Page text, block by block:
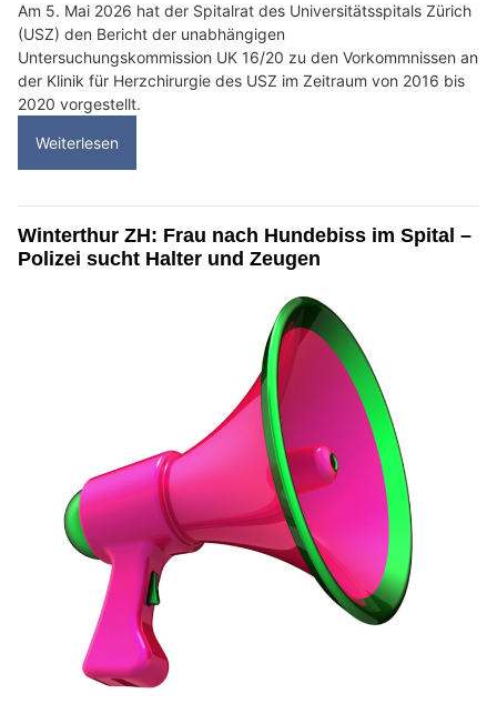
Am 5. Mai 2026 hat der Spitalrat des Universitätsspitals Zürich
(USZ) den Bericht der unabhängigen
Untersuchungskommission UK 16/20 zu den Vorkommnissen an
der Klinik für Herzchirurgie des USZ im Zeitraum von 2016 bis
2020 vorgestellt.
Weiterlesen
Winterthur ZH: Frau nach Hundebiss im Spital –
Polizei sucht Halter und Zeugen